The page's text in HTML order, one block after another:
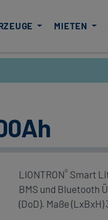
MIETEN
LIONTRON®Smart
BMS und Bluetooth
(DoD). Maße (LxBxH)